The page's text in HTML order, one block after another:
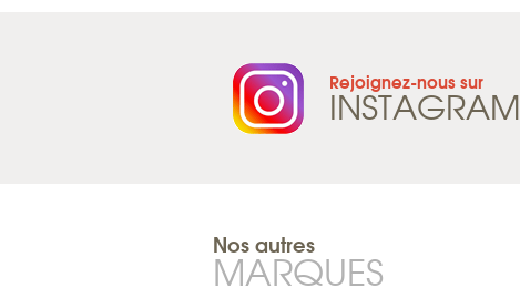
Rejoignez-nous sur
INSTAGRAM
Nos autres
MARQUES